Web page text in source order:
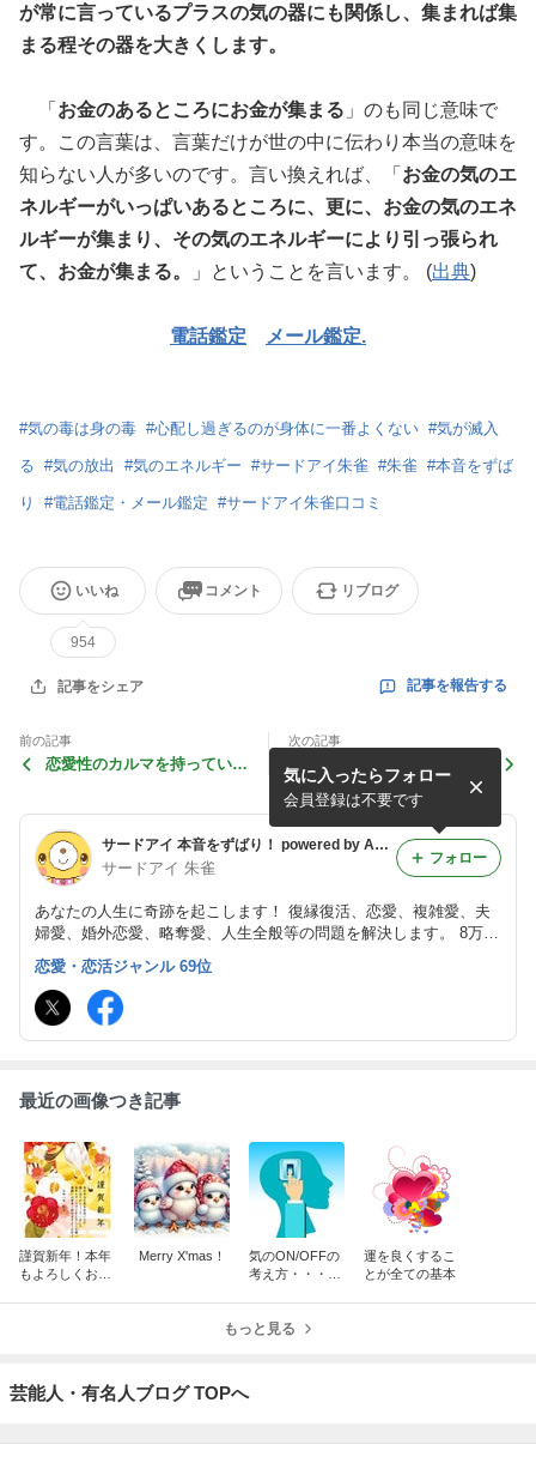
が常に言っているプラスの気の器にも関係し、集まれば集
まる程その器を大きくします。
「 お金のあるところにお金が集まる 」のも同じ意味で
す。この言葉は、言葉だけが世の中に伝わり本当の意味を
知らない人が多いのです。言い換えれば、「 お金の気のエ
ネルギーがいっぱいあるところに、更に、お金の気のエネ
ルギーが集まり、その気のエネルギーにより引っ張られ
て、お金が集まる。
」ということを言います。 (出典)
電話鑑定 メール鑑定.
#気の毒は身の毒 #心配し過ぎるのが身体に一番よくない #気が滅入
る #気の放出 #気のエネルギー #サードアイ朱雀 #朱雀 #本音をずば
り #電話鑑定・メール鑑定 #サードアイ朱雀口コミ
いいね
954
コメント リブログ
記事をシェア 記事を報告する
前の記事
恋愛性のカルマを持っている
次の記事
いつもいつもお相手の気持ち
ばかり気にしていると
サードアイ 本音をずばり！ powered by Ameba
サードアイ 朱雀
あなたの人生に奇跡を起こします！ 復縁復活、恋愛、複雑愛、夫
婦愛、婚外恋愛、略奪愛、人生全般等の問題を解決します。 8万件
（私一人で）を超える実績の鑑定！脅威の的中率！脅威の願望成就
率！を誇ります。真言密教 朱雀流気功 朱雀流行法 朱雀流秘術 霊
視･霊感鑑定
気に入ったらフォロー
会員登録は不要です
フォロー
恋愛・恋活ジャンル 69位
最近の画像つき記事
謹賀新年！本年
もよろしくお願
Merry X'mas！
気のON/OFFの
考え方・・・秘
運を良くするこ
とが全ての基本
もっと見る
芸能人・有名人ブログ TOPへ